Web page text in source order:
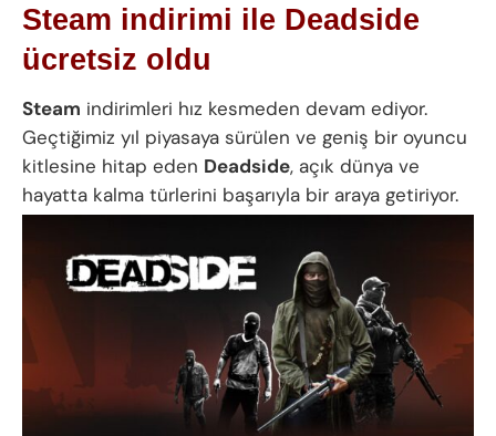
Steam indirimi ile Deadside
ücretsiz oldu
Steam indirimleri hız kesmeden devam ediyor.
Geçtiğimiz yıl piyasaya sürülen ve geniş bir oyuncu
kitlesine hitap eden Deadside, açık dünya ve
hayatta kalma türlerini başarıyla bir araya getiriyor.